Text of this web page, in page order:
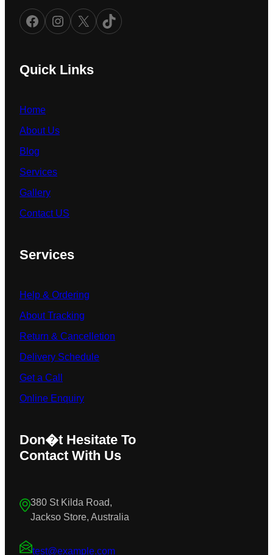
Facebook Instagram X TikTok
Quick Links
Home
About Us
Blog
Services
Gallery
Contact US
Services
Help & Ordering
About Tracking
Return & Cancelletion
Delivery Schedule
Get a Call
Online Enquiry
Don�t Hesitate To
Contact With Us
380 St Kilda Road,
Jackso Store, Australia
test@example.com